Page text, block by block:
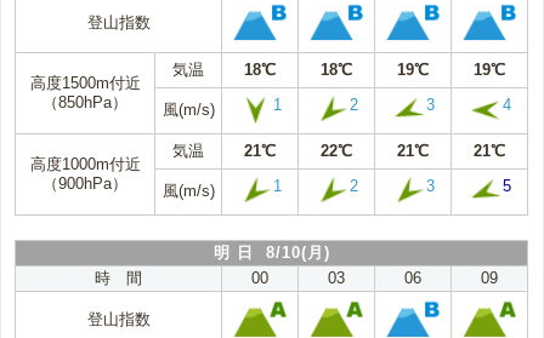
登山指数
高度1500m付近
（850hPa）
気温 18℃ 18℃ 19℃ 19℃
風(m/s) 1 2 3 4
高度1000m付近
（900hPa）
気温 21℃ 22℃ 21℃ 21℃
風(m/s) 1 2 3 5
明 日 8/10(月)
時 間
00 03 06 09
登山指数